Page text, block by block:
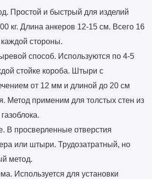
Простой и быстрый для изделий
кг. Длина анкеров 12-15 см. Всего 16
стороны.
способ. Используются по 4-5
стойке короба. Штыри с
от 12 мм и длиной до 20 см
Метод применим для толстых стен из
В просверленные отверстия
или штыри. Трудозатратный, но
метод.
Используется для установки